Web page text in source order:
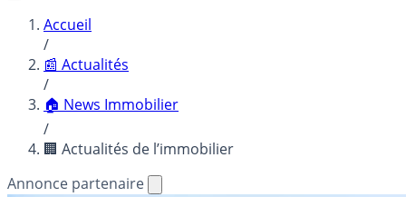
Accueil
/
📰 Actualités
/
🏠 News Immobilier
/
🏢 Actualités de l’immobilier
Annonce partenaire